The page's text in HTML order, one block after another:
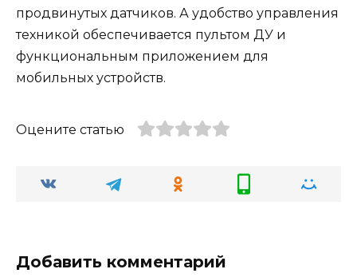
продвинутых датчиков. А удобство управления
техникой обеспечивается пультом ДУ и
функциональным приложением для
мобильных устройств.
Оцените статью
Добавить комментарий